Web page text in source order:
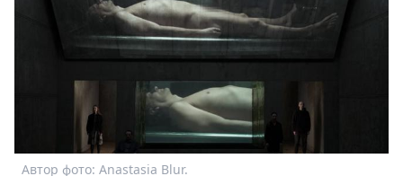
Автор фото: Anastasia Blur.